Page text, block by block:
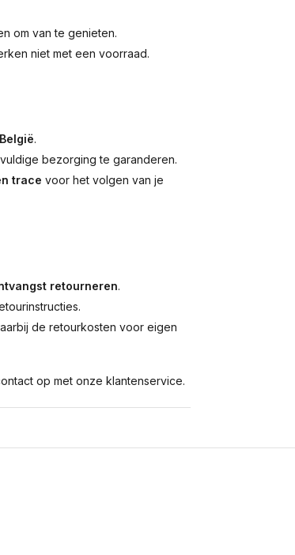
om van te genieten.
niet met een voorraad.
.
bezorging te garanderen.
trace voor het volgen van je
retourneren.
de retourkosten voor eigen
op met onze klantenservice.